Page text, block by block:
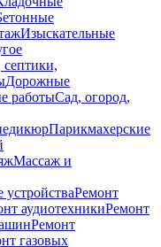
Изыскательные
Дорожные
работыСад, огород,
Парикмахерские
Массаж и
Ремонт
аудиотехникиРемонт
Ремонт
газовых